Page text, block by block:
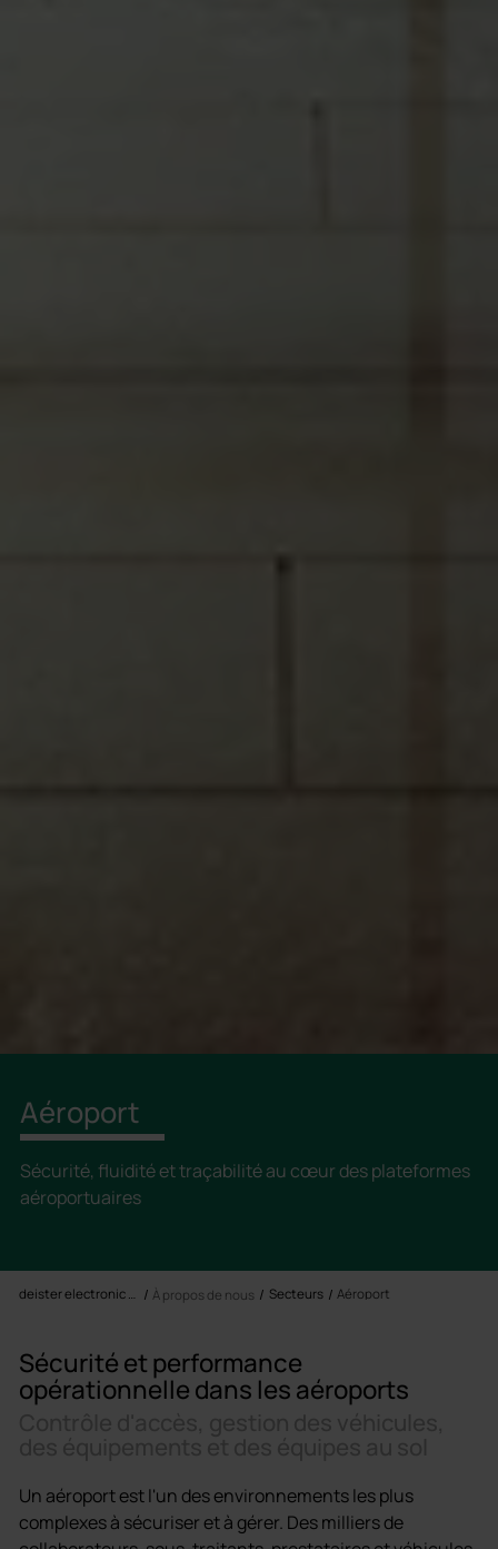
Aéroport
Sécurité, fluidité et traçabilité au cœur des plateformes
aéroportuaires
À propos de nous Secteurs Aéroport
Sécurité et performance
opérationnelle dans les aéroports
Un aéroport est l'un des environnements les plus
complexes à sécuriser et à gérer. Des milliers de